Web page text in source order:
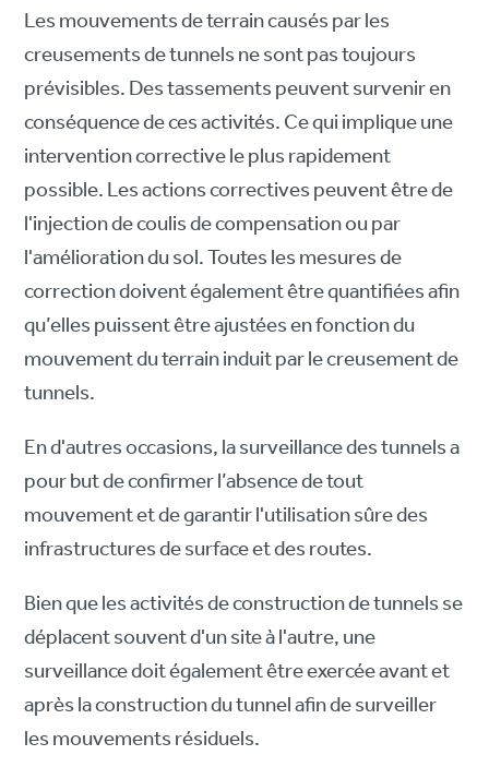
Les mouvements de terrain causés par les
creusements de tunnels ne sont pas toujours
prévisibles. Des tassements peuvent survenir en
conséquence de ces activités. Ce qui implique une
intervention corrective le plus rapidement
possible. Les actions correctives peuvent être de
l'injection de coulis de compensation ou par
l'amélioration du sol. Toutes les mesures de
correction doivent également être quantifiées afin
qu’elles puissent être ajustées en fonction du
mouvement du terrain induit par le creusement de
tunnels.
En d'autres occasions, la surveillance des tunnels a
pour but de confirmer l’absence de tout
mouvement et de garantir l'utilisation sûre des
infrastructures de surface et des routes.
Bien que les activités de construction de tunnels se
déplacent souvent d'un site à l'autre, une
surveillance doit également être exercée avant et
après la construction du tunnel afin de surveiller
les mouvements résiduels.